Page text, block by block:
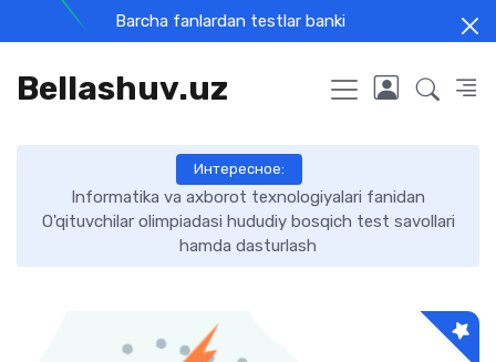
Barcha fanlardan testlar banki
Bellashuv.uz
Интересное:
Informatika va axborot texnologiyalari fanidan
O'qituvchilar olimpiadasi hududiy bosqich test savollari
hamda dasturlash